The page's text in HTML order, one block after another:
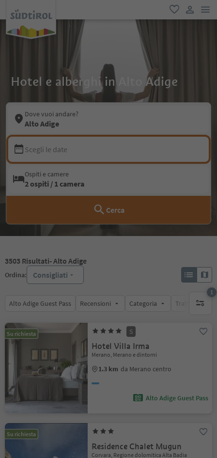
favoriti
user link
Hotel e alberghi in Alto Adige
Dove vuoi andare?
Alto Adige
Scegli le date
Ospiti e camere
2 ospiti / 1 camera
Cerca
3503 Risultati- Alto Adige
Ordina: Consigliati
Alto Adige Guest Pass Recensioni Categoria Trattamento
1
1 filtro
Su richiesta S
Hotel Villa Irma
Merano, Merano e dintorni
1.3 km da Merano centro
Alto Adige Guest Pass
Su richiesta
Residence Chalet Mugun
Corvara, Regione dolomitica Alta Badia